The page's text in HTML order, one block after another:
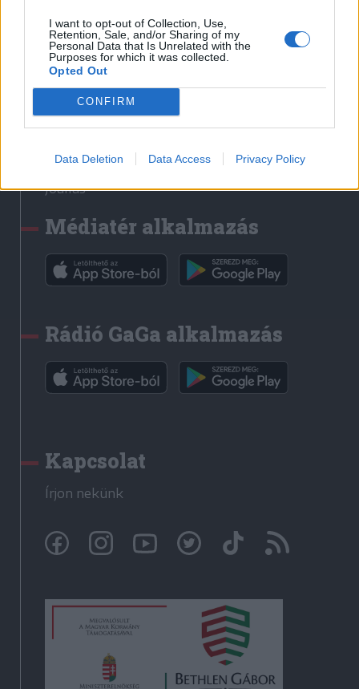
I want to opt-out of Collection, Use,
Retention, Sale, and/or Sharing of my
Personal Data that Is Unrelated with the
Purposes for which it was collected.
Opted Out
CONFIRM
Data Deletion Data Access Privacy Policy
Liget
Krónika
Bihari Napló
Erdélyi Napló
Főtér
Rádió GaGa
Jóállás
Médiatér alkalmazás
Rádió GaGa alkalmazás
Kapcsolat
Írjon nekünk